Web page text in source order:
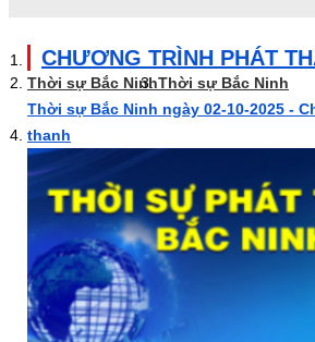
CHƯƠNG TRÌNH PHÁT
Thời sự Bắc NinhThời sự Bắc Ninh
Thời sự Bắc Ninh ngày 02-10-2025 -
thanh